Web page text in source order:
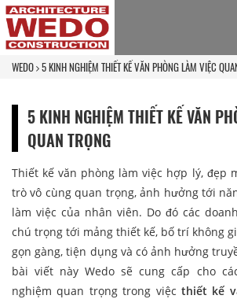
WEDO 5 KINH NGHIỆM THIẾT KẾ VĂN PHÒNG LÀM VIỆC
5 KINH NGHIỆM THIẾT KẾ VĂN
QUAN TRỌNG
Thiết kế văn phòng làm việc hợp lý, đẹp
trò vô cùng quan trọng, ảnh hưởng tới
làm việc của nhân viên. Do đó các
chú trọng tới mảng thiết kế, bố trí không
gọn gàng, tiện dụng và có ảnh hưởng
bài viết này Wedo sẽ cung cấp cho
nghiệm quan trọng trong việc thiết kế